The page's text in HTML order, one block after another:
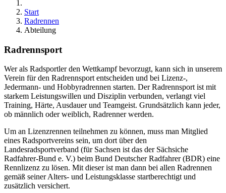
Start
Radrennen
Abteilung
Radrennsport
Wer als Radsportler den Wettkampf bevorzugt, kann sich in unserem
Verein für den Radrennsport entscheiden und bei Lizenz-,
Jedermann- und Hobbyradrennen starten. Der Radrennsport ist mit
starkem Leistungswillen und Disziplin verbunden, verlangt viel
Training, Härte, Ausdauer und Teamgeist. Grundsätzlich kann jeder,
ob männlich oder weiblich, Radrenner werden.
Um an Lizenzrennen teilnehmen zu können, muss man Mitglied
eines Radsportvereins sein, um dort über den
Landesradsportverband (für Sachsen ist das der Sächsiche
Radfahrer-Bund e. V.) beim Bund Deutscher Radfahrer (BDR) eine
Rennlizenz zu lösen. Mit dieser ist man dann bei allen Radrennen
gemäß seiner Alters- und Leistungsklasse startberechtigt und
zusätzlich versichert.